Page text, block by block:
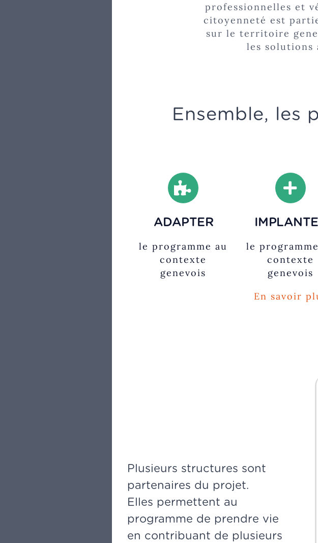
professionnelles et
citoyenneté est
sur le territoire
les solutions
Ensemble, les
ADAPTER
le programme au
contexte
genevois
le
contexte
genevois
En savoir
Plusieurs structures sont
partenaires du projet.
Elles permettent au
programme de prendre vie
en contribuant de plusieurs